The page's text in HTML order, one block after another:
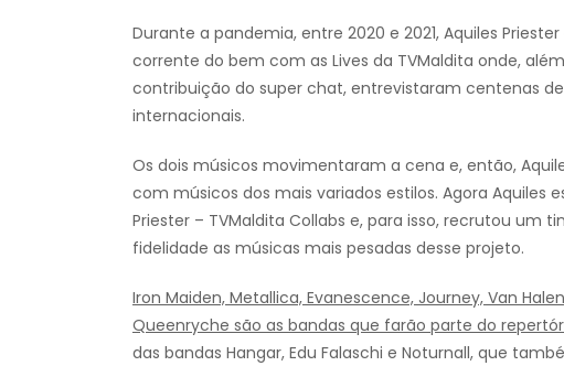
Durante a pandemia, entre 2020 e 2021, Aquiles
corrente do bem com as Lives da TVMaldita onde,
contribuição do super chat, entrevistaram centenas
internacionais.
Os dois músicos movimentaram a cena e, então,
com músicos dos mais variados estilos. Agora Aquiles
Priester – TVMaldita Collabs e, para isso, recrutou um
fidelidade as músicas mais pesadas desse projeto.
Iron Maiden, Metallica, Evanescence, Journey, Van
Queenryche são as bandas que farão parte do
das bandas Hangar, Edu Falaschi e Noturnall, que